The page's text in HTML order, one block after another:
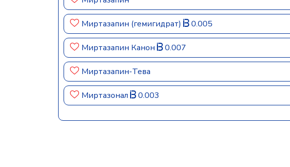
Миртазапин (гемигидрат) 0.005
Миртазапин Канон 0.007
Миртазапин-Тева
Миртазонал 0.003